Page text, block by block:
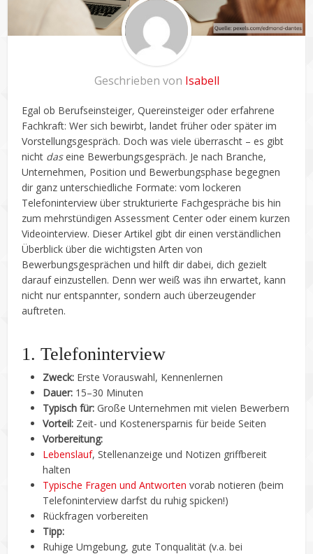
Geschrieben von Isabell
Egal ob Berufseinsteiger,Quereinsteiger oder erfahrene
Fachkraft: Wer sich bewirbt, landet früher oder später im
Vorstellungsgespräch. Doch was viele überrascht – es gibt
nicht daseine Bewerbungsgespräch. Je nach Branche,
Unternehmen, Position und Bewerbungsphase begegnen
dir ganz unterschiedliche Formate: vom lockeren
Telefoninterview über strukturierte Fachgespräche bis hin
zum mehrstündigen Assessment Center oder einem kurzen
Videointerview. Dieser Artikel gibt dir einen verständlichen
Überblick über die wichtigsten Arten von
Bewerbungsgesprächen und hilft dir dabei, dich gezielt
darauf einzustellen. Denn wer weiß was ihn erwartet, kann
nicht nur entspannter, sondern auch überzeugender
auftreten.
1. Telefoninterview
Zweck: Erste Vorauswahl, Kennenlernen
Dauer: 15–30 Minuten
Typisch für: Große Unternehmen mit vielen Bewerbern
Vorteil: Zeit- und Kostenersparnis für beide Seiten
Vorbereitung:
Lebenslauf, Stellenanzeige und Notizen griffbereit
halten
Typische Fragen und Antworten vorab notieren (beim
Telefoninterview darfst du ruhig spicken!)
Rückfragen vorbereiten
Tipp:
Ruhige Umgebung, gute Tonqualität (v.a. bei